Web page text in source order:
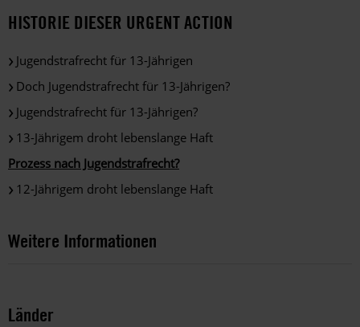
HISTORIE DIESER URGENT ACTION
Jugendstrafrecht für 13-Jährigen
Doch Jugendstrafrecht für 13-Jährigen?
Jugendstrafrecht für 13-Jährigen?
13-Jährigem droht lebenslange Haft
Prozess nach Jugendstrafrecht?
12-Jährigem droht lebenslange Haft
Weitere Informationen
Länder